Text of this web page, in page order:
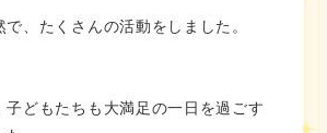
、たくさんの活動をしました。
子どもたちも大満足の一日を過ごす